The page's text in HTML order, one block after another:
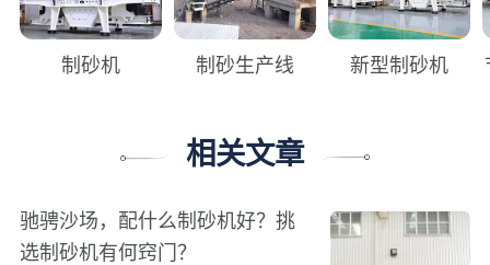
制砂机 制砂生产线 新型制砂机
相关文章
驰骋沙场，配什么制砂机好？挑
选制砂机有何窍门？